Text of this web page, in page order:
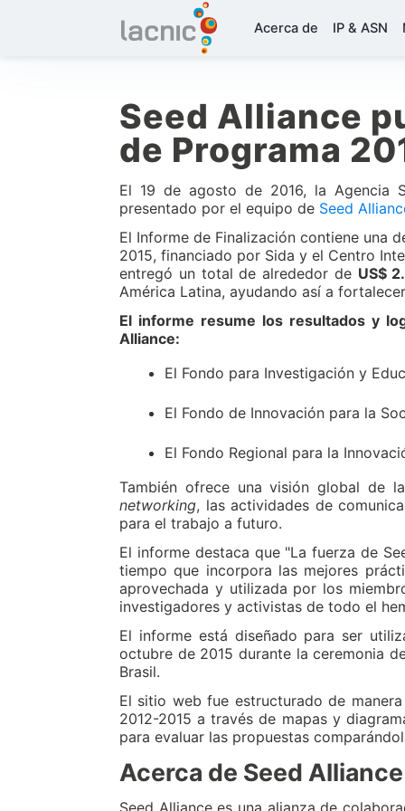
Acerca de IP & ASN
Seed Alliance
de Programa
El 19 de agosto de 2016, la Agencia
presentado por el equipo de Seed
El Informe de Finalización contiene una
2015, financiado por Sida y el Centro
entregó un total de alrededor de US$
América Latina, ayudando así a
El informe resume los resultados y
Alliance:
El Fondo para Investigación y
El Fondo de Innovación para la
El Fondo Regional para la
También ofrece una visión global de
networking, las actividades de
para el trabajo a futuro.
El informe destaca que "La fuerza de
tiempo que incorpora las mejores
aprovechada y utilizada por los
investigadores y activistas de todo el
El informe está diseñado para ser
octubre de 2015 durante la ceremonia
Brasil.
El sitio web fue estructurado de
2012-2015 a través de mapas y
para evaluar las propuestas
Acerca de Seed Alliance
Seed Alliance es una alianza de